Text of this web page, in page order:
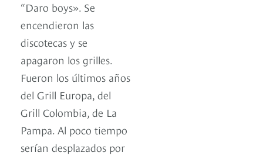
“Daro boys». Se
encendieron las
discotecas y se
apagaron los grilles.
Fueron los últimos años
del Grill Europa, del
Grill Colombia, de La
Pampa. Al poco tiempo
serían desplazados por